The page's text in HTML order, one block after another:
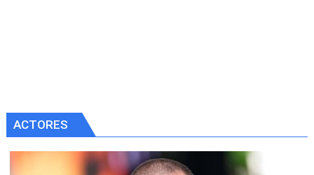
ACTORES